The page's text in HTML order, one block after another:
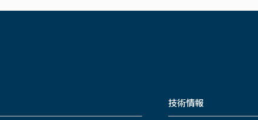
技術情報